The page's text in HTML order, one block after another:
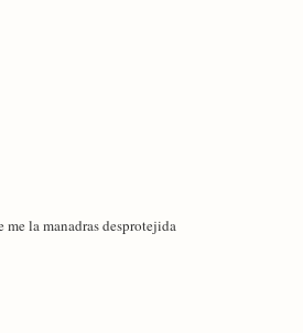
la manadras desprotejida